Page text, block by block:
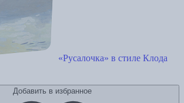
«Русалочка» в стиле Клода
Добавить в избранное